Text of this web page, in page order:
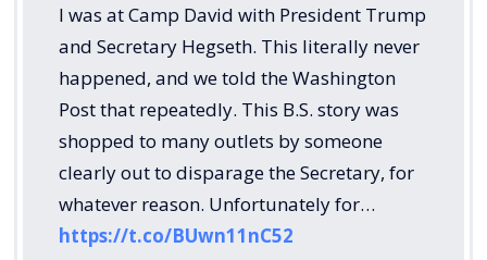
I was at Camp David with President Trump
and Secretary Hegseth. This literally never
happened, and we told the Washington
Post that repeatedly. This B.S. story was
shopped to many outlets by someone
clearly out to disparage the Secretary, for
whatever reason. Unfortunately for…
https://t.co/BUwn11nC52